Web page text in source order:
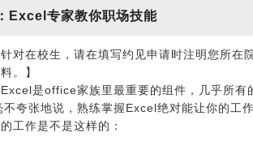
效率并不高，因为不同行业不同工作内容所
专家
Most Valuable Professional），我
而且乐于与人们分享我的技术经验。
Excel专家教你职场技能
针对在校生，请在填写约见申请时注明您所在
。】
是office家族里最重要的组件，几乎所有
不夸张地说，熟练掌握Excel绝对能让你的工作
工作是不是这样的：